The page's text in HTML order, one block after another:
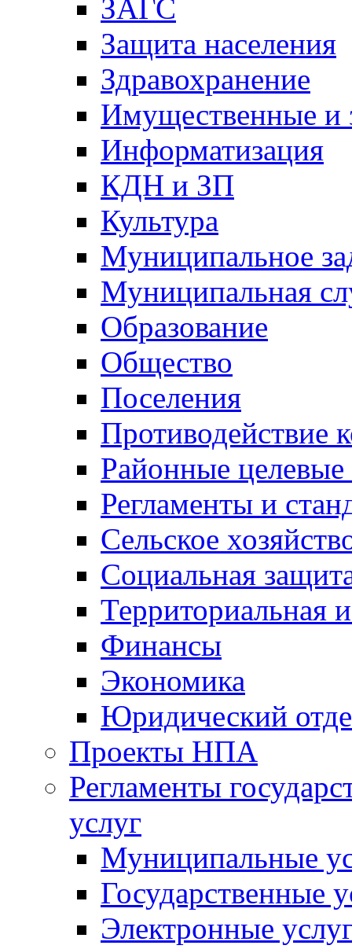
ЗАГС
Защита населения
Здравохранение
Имущественные и
Информатизация
КДН и ЗП
Культура
Муниципальное
Муниципальная
Образование
Общество
Поселения
Противодействие
Районные
Регламенты и
Сельское
Социальная
Территориальная
Финансы
Экономика
Юридический
Проекты НПА
Регламенты
услуг
Муниципальные
Государственные
Электронные